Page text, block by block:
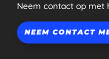
Neem contact op met
NEEM CONTACT